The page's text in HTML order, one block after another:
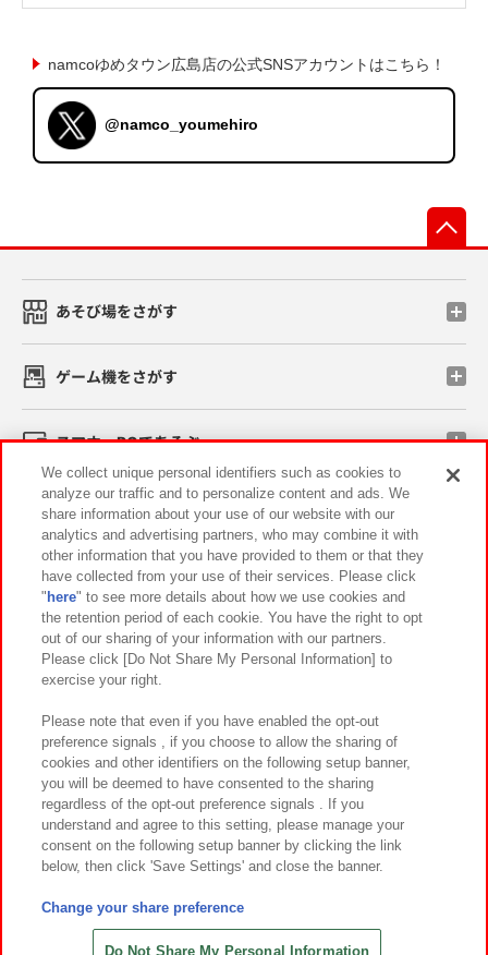
namcoゆめタウン広島店の公式SNSアカウントはこちら！
@namco_youmehiro
あそび場をさがす
ゲーム機をさがす
スマホ・PCであそぶ
イベント・キャンペーン
関連会社 サステナビリティ サイトポリシー
プライバシーポリシー ウェブアクセシビリティ方針と検証結果
お取引先さまとともに
カスタマーハラスメント対応方針 よくあるご質問・お問い合わせ
©Bandai Namco Amusement Inc.
©Bandai Namco Amusement Lab Inc.
©HANAYASHIKI Co., Ltd. All Rights Reserved.
We collect unique personal identifiers such as cookies to
analyze our traffic and to personalize content and ads. We
share information about your use of our website with our
analytics and advertising partners, who may combine it with
other information that you have provided to them or that they
have collected from your use of their services. Please click
" here" to see more details about how we use cookies and
the retention period of each cookie. You have the right to opt
out of our sharing of your information with our partners.
Please click [Do Not Share My Personal Information] to
exercise your right.
Please note that even if you have enabled the opt-out
preference signals , if you choose to allow the sharing of
cookies and other identifiers on the following setup banner,
you will be deemed to have consented to the sharing
regardless of the opt-out preference signals . If you
understand and agree to this setting, please manage your
consent on the following setup banner by clicking the link
below, then click 'Save Settings' and close the banner.
Change your share preference
Do Not Share My Personal Information